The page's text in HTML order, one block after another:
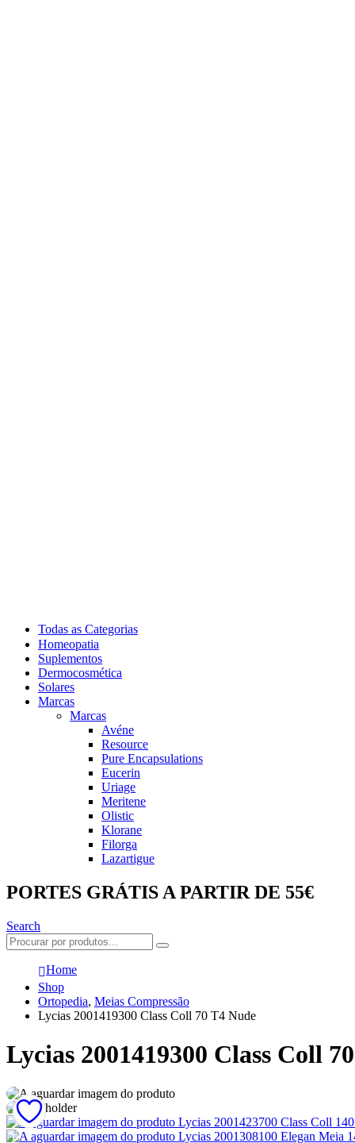
Todas as Categorias
Homeopatia
Suplementos
Dermocosmética
Solares
Marcas
Marcas
Avéne
Resource
Pure Encapsulations
Eucerin
Uriage
Meritene
Olistic
Klorane
Filorga
Lazartigue
PORTES GRÁTIS A PARTIR DE 55€
Search
Home
Shop
Ortopedia, Meias Compressão
Lycias 2001419300 Class Coll 70 T4 Nude
Lycias 2001419300 Class Coll
Lycias 2001423700 Class Coll
Lycias 2001308100 Elegan Meia